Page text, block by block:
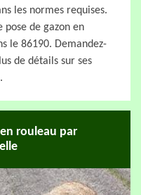
les normes requises.
de gazon en
le 86190. Demandez-
de détails sur ses
rouleau par